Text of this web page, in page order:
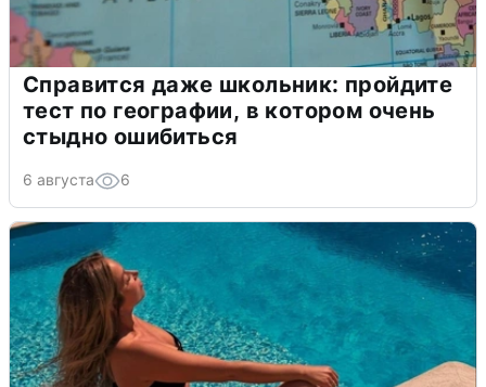
Справится даже школьник: пройдите
тест по географии, в котором очень
стыдно ошибиться
6 августа 6